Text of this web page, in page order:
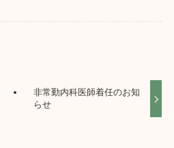
非常勤内科医師着任のお知
らせ